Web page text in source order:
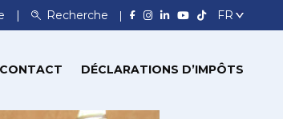
Recherche
CONTACT DÉCLARATIONS D’IMPÔTS